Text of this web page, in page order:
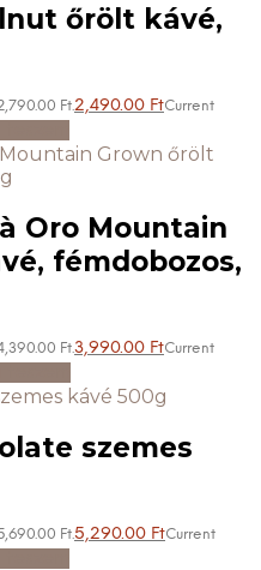
őrölt kávé,
Ft.2,490.00 FtCurrent
Oro Mountain
fémdobozos,
Ft.3,990.00 FtCurrent
szemes
Ft.5,290.00 FtCurrent